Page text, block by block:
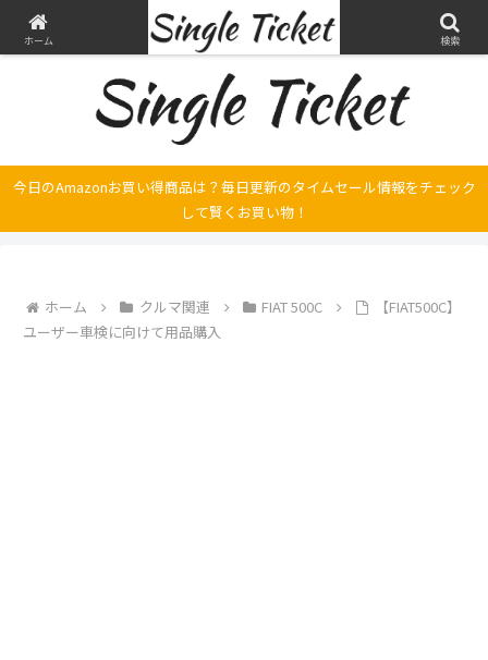
ヤマハ SRX250とFilano115、スバル エクシーガの整備・修理そして旅の記録
今日のAmazonお買い得商品は？毎日更新のタイムセール情報をチェック
して賢くお買い物！
ホーム クルマ関連 FIAT 500C
【FIAT500C】
ユーザー車検に向けて用品購入
ホーム 検索